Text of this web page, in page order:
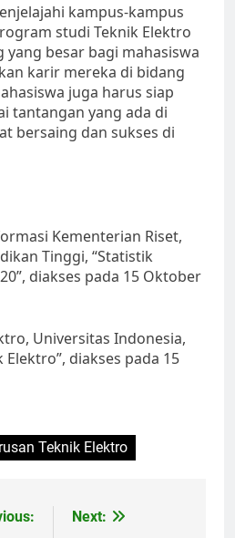
kampus-kampus
studi Teknik Elektro
besar bagi mahasiswa
karir mereka di bidang
juga harus siap
tantangan yang ada di
bersaing dan sukses di
Kementerian Riset,
Tinggi, “Statistik
diakses pada 15 Oktober
Universitas Indonesia,
Elektro”, diakses pada 15
Teknik Elektro
Next: